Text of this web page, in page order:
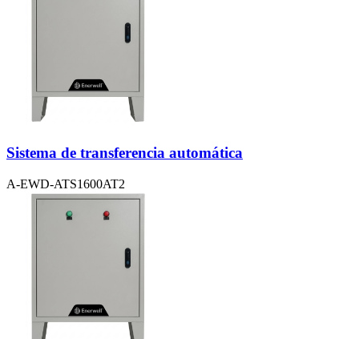
Sistema de transferencia automática
A-EWD-ATS1600AT2